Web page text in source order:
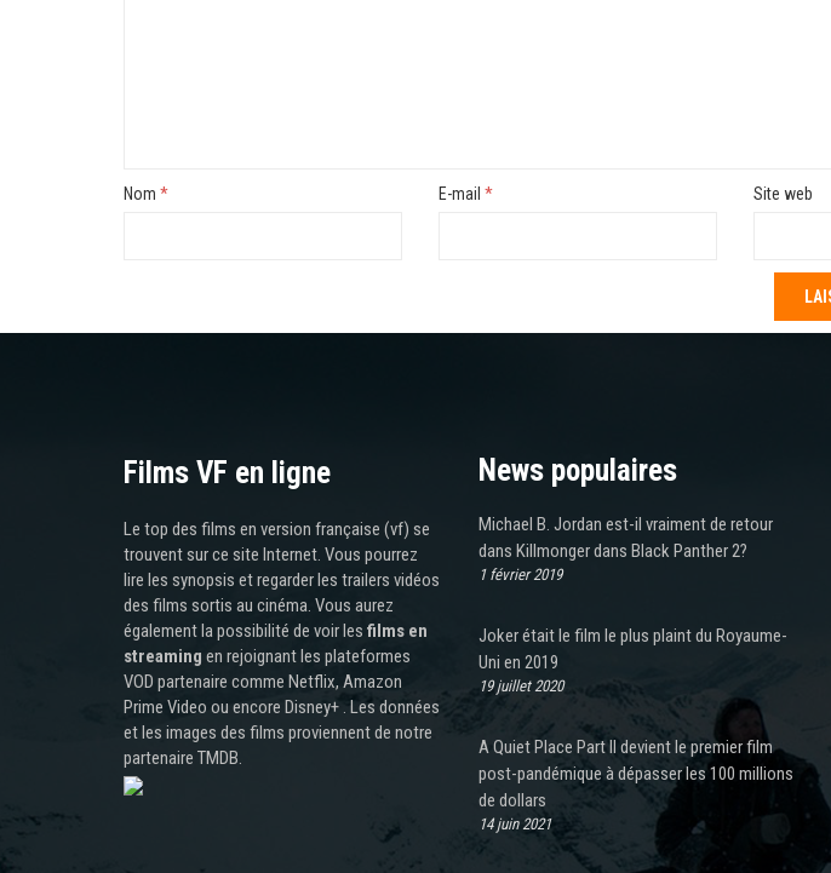
Nom * E-mail * Site web
Films VF en ligne
Le top des films en version française (vf) se
trouvent sur ce site Internet. Vous pourrez
lire les synopsis et regarder les trailers vidéos
des films sortis au cinéma. Vous aurez
également la possibilité de voir les films en
streaming en rejoignant les plateformes
VOD partenaire comme Netflix, Amazon
Prime Video ou encore Disney+ . Les données
et les images des films proviennent de notre
partenaire TMDB.
News populaires
Michael B. Jordan est-il vraiment de retour
dans Killmonger dans Black Panther 2?
1 février 2019
Joker était le film le plus plaint du Royaume-
Uni en 2019
19 juillet 2020
A Quiet Place Part II devient le premier film
post-pandémique à dépasser les 100 millions
de dollars
14 juin 2021